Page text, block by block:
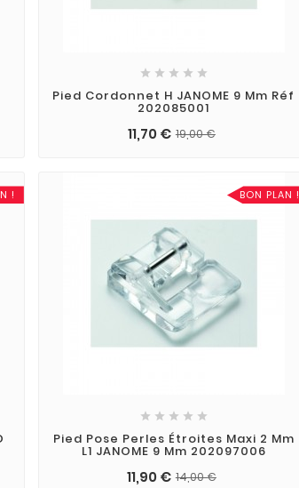
    
Pied Cordonnet H JANOME 9 Mm Réf
202085001
11,70 € 19,00 €
! BON PLAN !
    
Pied Pose Perles Étroites Maxi 2 Mm
L1 JANOME 9 Mm 202097006
11,90 € 14,00 €